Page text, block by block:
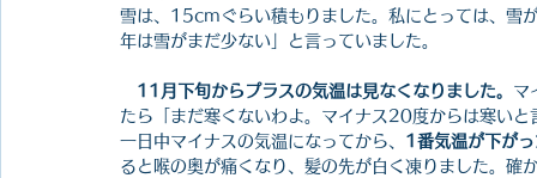
雪は、15cmぐらい積もりました。私にとっては、雪
年は雪がまだ少ない」と言っていました。
11月下旬からプラスの気温は見なくなりました。 マ
たら「まだ寒くないわよ。マイナス20度からは寒い
一日中マイナスの気温になってから、 1番気温が下が
ると喉の奥が痛くなり、髪の先が白く凍りました。確